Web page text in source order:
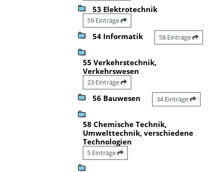
53 Elektrotechnik
59 Einträge
54 Informatik 58 Einträge
55 Verkehrstechnik,
Verkehrswesen
23 Einträge
56 Bauwesen 34 Einträge
58 Chemische Technik,
Umwelttechnik, verschiedene
Technologien
5 Einträge